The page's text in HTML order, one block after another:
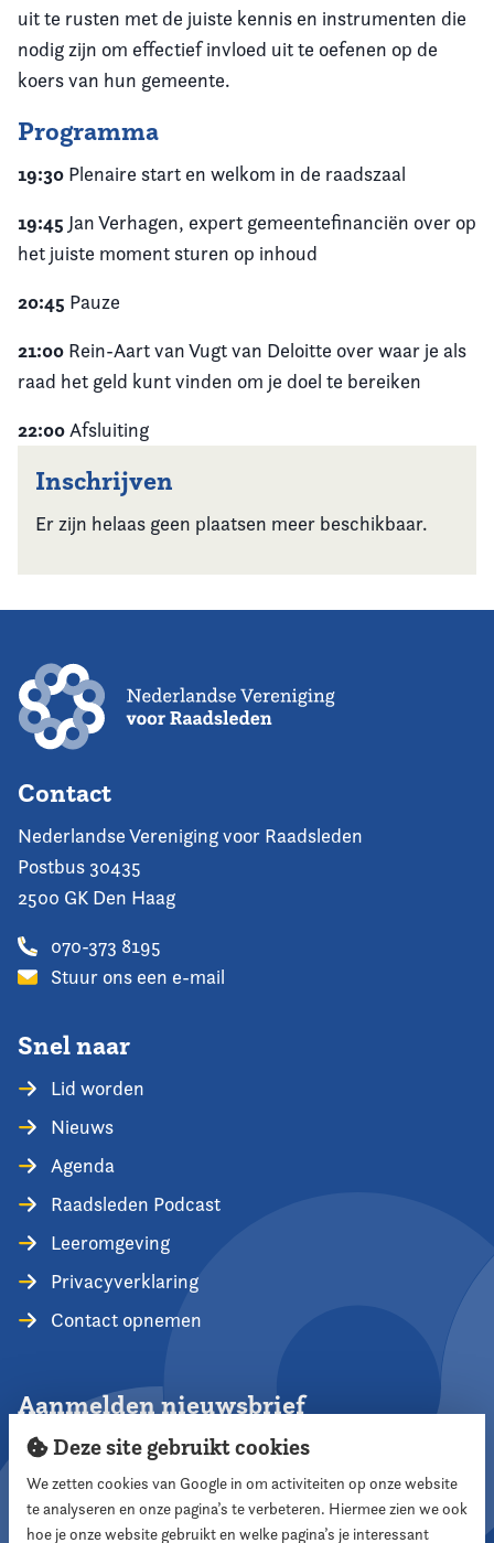
uit te rusten met de juiste kennis en instrumenten die
nodig zijn om effectief invloed uit te oefenen op de
koers van hun gemeente.
Programma
19:30 Plenaire start en welkom in de raadszaal
19:45 Jan Verhagen, expert gemeentefinanciën over op
het juiste moment sturen op inhoud
20:45 Pauze
21:00 Rein-Aart van Vugt van Deloitte over waar je als
raad het geld kunt vinden om je doel te bereiken
22:00 Afsluiting
Inschrijven
Er zijn helaas geen plaatsen meer beschikbaar.
Contact
Nederlandse Vereniging voor Raadsleden
Postbus 30435
2500 GK Den Haag
070-373 8195
Stuur ons een e-mail
Snel naar
Lid worden
Nieuws
Agenda
Raadsleden Podcast
Leeromgeving
Privacyverklaring
Contact opnemen
Aanmelden nieuwsbrief
Aanmelden
Deze site gebruikt cookies
We zetten cookies van Google in om activiteiten op onze website
te analyseren en onze pagina’s te verbeteren. Hiermee zien we ook
hoe je onze website gebruikt en welke pagina’s je interessant